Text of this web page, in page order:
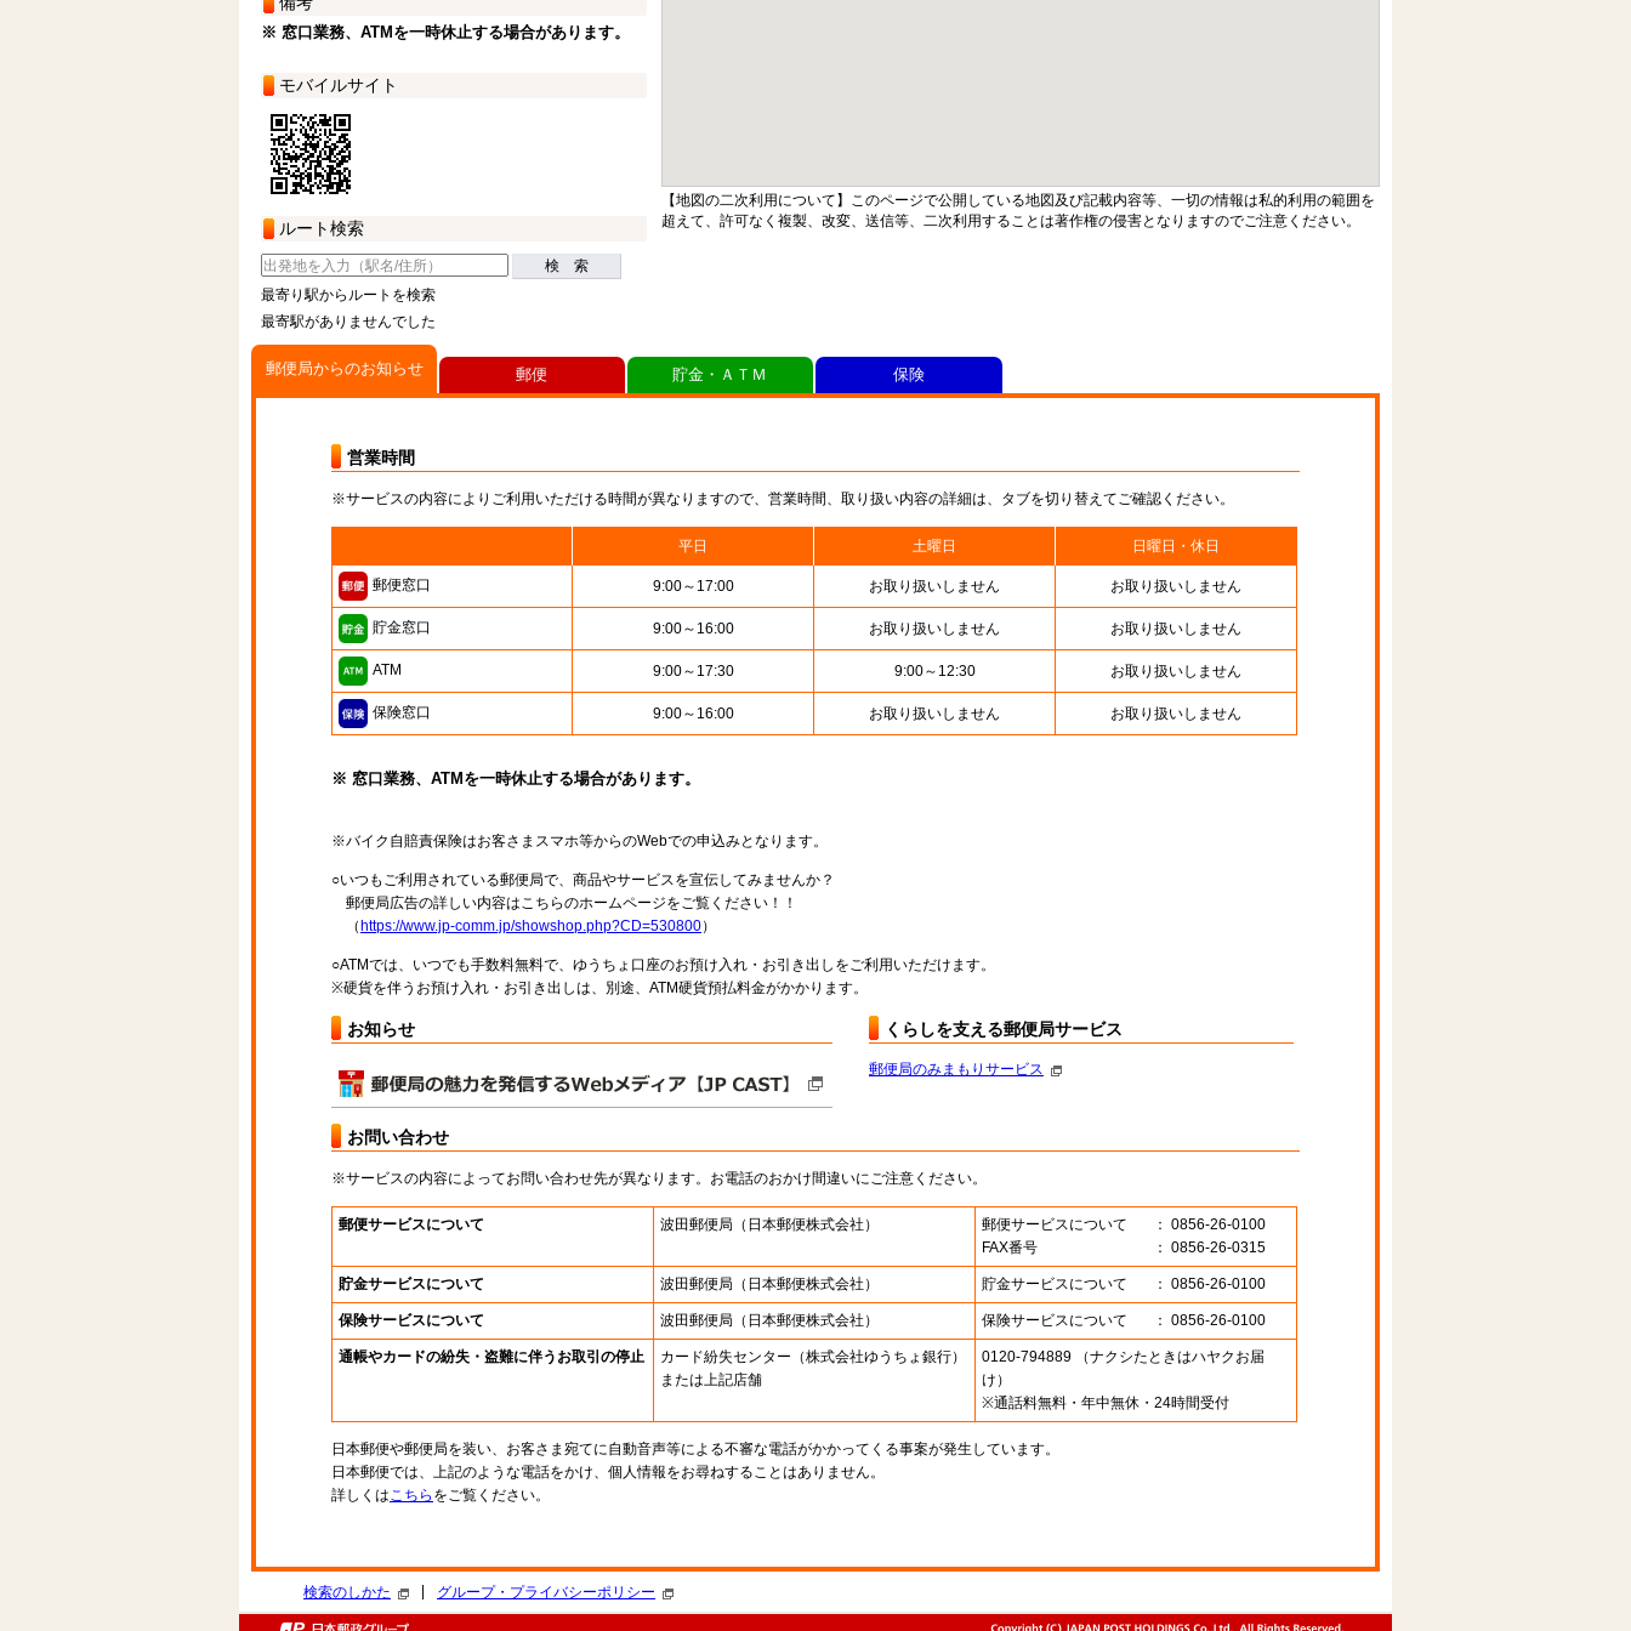
※ 窓口業務、ATMを一時休止する場合があります。
モバイルサイト
ルート検索
検 索
最寄り駅からルートを検索
最寄駅がありませんでした
【地図の二次利用について】このページで公開している地図及び記載内容等、一切の情報は私的利用の範囲を
超えて、許可なく複製、改変、送信等、二次利用することは著作権の侵害となりますのでご注意ください。
郵便局からのお知らせ
営業時間
※サービスの内容によりご利用いただける時間が異なりますので、営業時間、取り扱い内容の詳細は、タブを切り替えてご確認ください。
平日 土曜日 日曜日・休日
郵便窓口 9:00～17:00 お取り扱いしません お取り扱いしません
貯金窓口 9:00～16:00 お取り扱いしません お取り扱いしません
ATM 9:00～17:30 9:00～12:30 お取り扱いしません
保険窓口 9:00～16:00 お取り扱いしません お取り扱いしません
※ 窓口業務、ATMを一時休止する場合があります。
※バイク自賠責保険はお客さまスマホ等からのWebでの申込みとなります。
○いつもご利用されている郵便局で、商品やサービスを宣伝してみませんか？
郵便局広告の詳しい内容はこちらのホームページをご覧ください！！
（ https://www.jp-comm.jp/showshop.php?CD=530800）
○ATMでは、いつでも手数料無料で、ゆうちょ口座のお預け入れ・お引き出しをご利用いただけます。
※硬貨を伴うお預け入れ・お引き出しは、別途、ATM硬貨預払料金がかかります。
お知らせ くらしを支える郵便局サービス
郵便局のみまもりサービス
お問い合わせ
※サービスの内容によってお問い合わせ先が異なります。お電話のおかけ間違いにご注意ください。
郵便サービスについて 波田郵便局 （日本郵便株式会社） 郵便サービスについて
： 0856-26-0100
FAX番号
： 0856-26-0315
貯金サービスについて 波田郵便局 （日本郵便株式会社） 貯金サービスについて ： 0856-26-0100
保険サービスについて 波田郵便局 （日本郵便株式会社） 保険サービスについて ： 0856-26-0100
通帳やカードの紛失・盗難に伴うお取引の停止 カード紛失センター （株式会社ゆうちょ銀行）
または上記店舗
0120-794889 （ナクシたときはハヤクお届
け）
※通話料無料・年中無休・24時間受付
日本郵便や郵便局を装い、お客さま宛てに自動音声等による不審な電話がかかってくる事案が発生しています。
日本郵便では、上記のような電話をかけ、個人情報をお尋ねすることはありません。
詳しくはこちら をご覧ください。
郵便 貯金・ＡＴＭ 保険
検索のしかた グループ・プライバシーポリシー